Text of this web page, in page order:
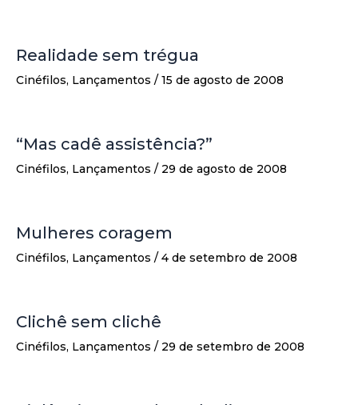
Realidade sem trégua
Cinéfilos, Lançamentos / 15 de agosto de 2008
“Mas cadê assistência?”
Cinéfilos, Lançamentos / 29 de agosto de 2008
Mulheres coragem
Cinéfilos, Lançamentos / 4 de setembro de 2008
Clichê sem clichê
Cinéfilos, Lançamentos / 29 de setembro de 2008